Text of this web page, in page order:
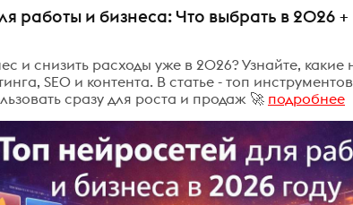
работы и бизнеса: Что выбрать в 2026
и снизить расходы уже в 2026? Узнайте,
SEO и контента. В статье - топ
сразу для роста и продаж 🚀 подробнее